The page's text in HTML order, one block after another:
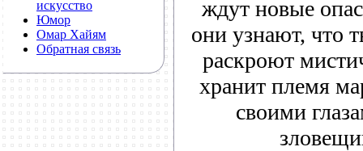
искусство
Юмор
Омар Хайям
Обратная связь
ждут новые
они узнают, что
раскроют
хранит племя
своими